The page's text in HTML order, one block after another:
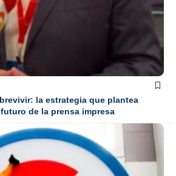
la estrategia que plantea
de la prensa impresa